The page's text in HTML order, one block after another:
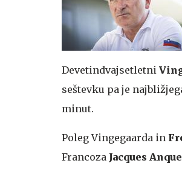
Devetindvajsetletni
seštevku pa je
minut.
Poleg Vingegaarda in
Francoza Jacques